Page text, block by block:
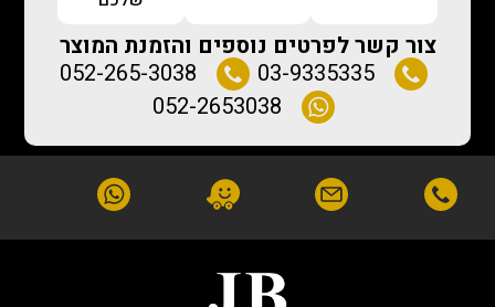
צור קשר לפרטים נוספים והזמנת המוצר
03-9335335
052-265-3038
052-2653038